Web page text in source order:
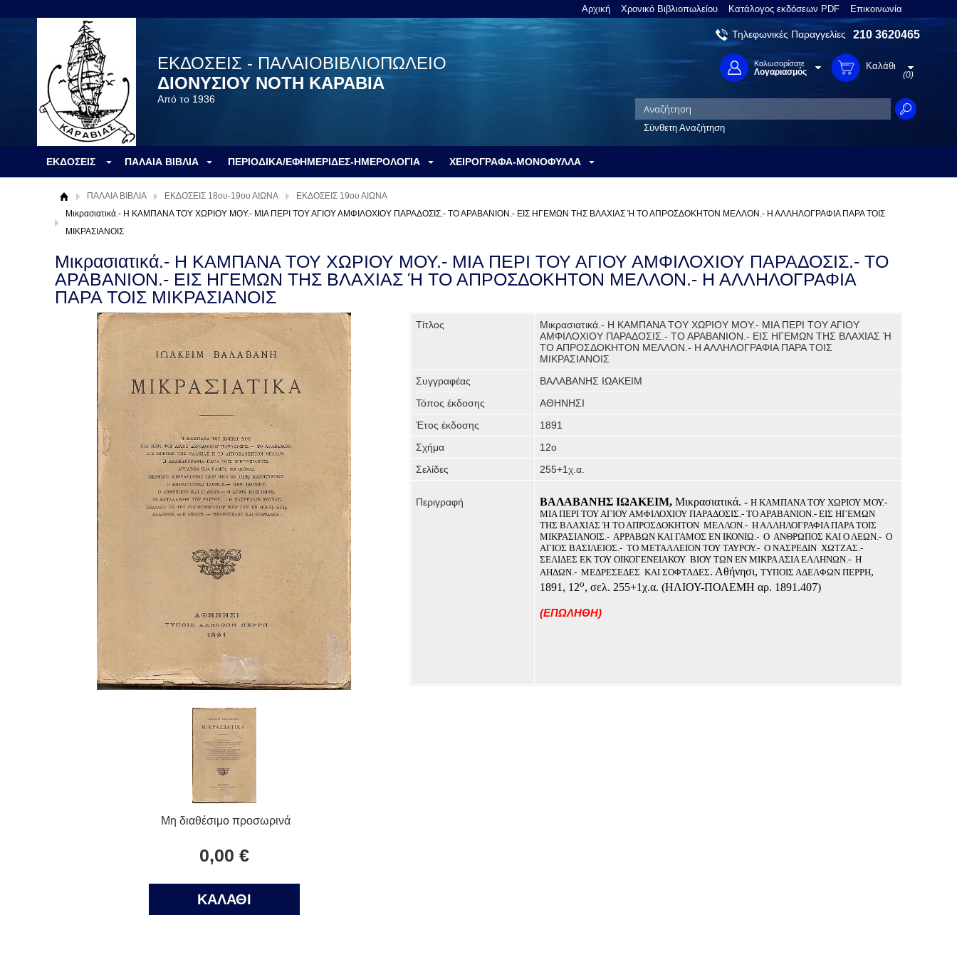
Αρχική Χρονικό Βιβλιοπωλείου Κατάλογος εκδόσεων PDF Επικοινωνία
ΕΚΔΟΣΕΙΣ - ΠΑΛΑΙΟΒΙΒΛΙΟΠΩΛΕΙΟ
ΔΙΟΝΥΣΙΟΥ ΝΟΤΗ ΚΑΡΑΒΙΑ
Από το 1936
Τηλεφωνικές Παραγγελίες 210 3620465
Καλωσορίσατε
Λογαριασμός
Καλάθι
(0)
Σύνθετη Αναζήτηση
ΕΚΔΟΣΕΙΣ ΠΑΛΑΙΑ ΒΙΒΛΙΑ ΠΕΡΙΟΔΙΚΑ/ΕΦΗΜΕΡΙΔΕΣ-ΗΜΕΡΟΛΟΓΙΑ ΧΕΙΡΟΓΡΑΦΑ-ΜΟΝΟΦΥΛΛΑ
ΠΑΛΑΙΑ ΒΙΒΛΙΑ ΕΚΔΟΣΕΙΣ 18ου-19ου ΑΙΩΝΑ
ΕΚΔΟΣΕΙΣ 19ου ΑΙΩΝΑ
Μικρασιατικά.- Η ΚΑΜΠΑΝΑ ΤΟΥ ΧΩΡΙΟΥ ΜΟΥ.- ΜΙΑ ΠΕΡΙ ΤΟΥ ΑΓΙΟΥ ΑΜΦΙΛΟΧΙΟΥ ΠΑΡΑΔΟΣΙΣ.- ΤΟ ΑΡΑΒΑΝΙΟΝ.- ΕΙΣ ΗΓΕΜΩΝ ΤΗΣ ΒΛΑΧΙΑΣ Ή ΤΟ ΑΠΡΟΣΔΟΚΗΤΟΝ ΜΕΛΛΟΝ.- Η ΑΛΛΗΛΟΓΡΑΦΙΑ ΠΑΡΑ ΤΟΙΣ
ΜΙΚΡΑΣΙΑΝΟΙΣ
Μικρασιατικά.- Η ΚΑΜΠΑΝΑ ΤΟΥ ΧΩΡΙΟΥ ΜΟΥ.- ΜΙΑ ΠΕΡΙ ΤΟΥ ΑΓΙΟΥ ΑΜΦΙΛΟΧΙΟΥ ΠΑΡΑΔΟΣΙΣ.- ΤΟ
ΑΡΑΒΑΝΙΟΝ.- ΕΙΣ ΗΓΕΜΩΝ ΤΗΣ ΒΛΑΧΙΑΣ Ή ΤΟ ΑΠΡΟΣΔΟΚΗΤΟΝ ΜΕΛΛΟΝ.- Η ΑΛΛΗΛΟΓΡΑΦΙΑ
ΠΑΡΑ ΤΟΙΣ ΜΙΚΡΑΣΙΑΝΟΙΣ
Μη διαθέσιμο προσωρινά
0,00 €
ΚΑΛΑΘΙ
Τίτλος
Μικρασιατικά.- Η ΚΑΜΠΑΝΑ ΤΟΥ ΧΩΡΙΟΥ ΜΟΥ.- ΜΙΑ ΠΕΡΙ ΤΟΥ ΑΓΙΟΥ
ΑΜΦΙΛΟΧΙΟΥ ΠΑΡΑΔΟΣΙΣ.- ΤΟ ΑΡΑΒΑΝΙΟΝ.- ΕΙΣ ΗΓΕΜΩΝ ΤΗΣ ΒΛΑΧΙΑΣ Ή
ΤΟ ΑΠΡΟΣΔΟΚΗΤΟΝ ΜΕΛΛΟΝ.- Η ΑΛΛΗΛΟΓΡΑΦΙΑ ΠΑΡΑ ΤΟΙΣ
ΜΙΚΡΑΣΙΑΝΟΙΣ
Συγγραφέας
ΒΑΛΑΒΑΝΗΣ ΙΩΑΚΕΙΜ
Τόπος έκδοσης
ΑΘΗΝΗΣΙ
Έτος έκδοσης
1891
Σχήμα
12ο
Σελίδες
255+1χ.α.
Περιγραφή ΒΑΛΑΒΑΝΗΣ ΙΩΑΚΕΙΜ, Μικρασιατικά. - Η ΚΑΜΠΑΝΑ ΤΟΥ ΧΩΡΙΟΥ ΜΟΥ.-
ΜΙΑ ΠΕΡΙ ΤΟΥ ΑΓΙΟΥ ΑΜΦΙΛΟΧΙΟΥ ΠΑΡΑΔΟΣΙΣ.- ΤΟ ΑΡΑΒΑΝΙΟΝ.- ΕΙΣ ΗΓΕΜΩΝ
ΤΗΣ ΒΛΑΧΙΑΣ Ή ΤΟ ΑΠΡΟΣΔΟΚΗΤΟΝ ΜΕΛΛΟΝ.- Η ΑΛΛΗΛΟΓΡΑΦΙΑ ΠΑΡΑ ΤΟΙΣ
ΜΙΚΡΑΣΙΑΝΟΙΣ.- ΑΡΡΑΒΩΝ ΚΑΙ ΓΑΜΟΣ ΕΝ ΙΚΟΝΙΩ.- Ο ΑΝΘΡΩΠΟΣ ΚΑΙ Ο ΛΕΩΝ.- Ο
ΑΓΙΟΣ ΒΑΣΙΛΕΙΟΣ.- ΤΟ ΜΕΤΑΛΛΕΙΟΝ ΤΟΥ ΤΑΥΡΟΥ.- Ο ΝΑΣΡΕΔΙΝ ΧΩΤΖΑΣ.-
ΣΕΛΙΔΕΣ ΕΚ ΤΟΥ ΟΙΚΟΓΕΝΕΙΑΚΟΥ ΒΙΟΥ ΤΩΝ ΕΝ ΜΙΚΡΑ ΑΣΙΑ ΕΛΛΗΝΩΝ.- Η
ΑΗΔΩΝ.- ΜΕΔΡΕΣΕΔΕΣ ΚΑΙ ΣΟΦΤΑΔΕΣ. Αθήνησι, ΤΥΠΟΙΣ ΑΔΕΛΦΩΝ ΠΕΡΡΗ,
1891, 12ο, σελ. 255+1χ.α. (ΗΛΙΟΥ-ΠΟΛΕΜΗ αρ. 1891.407)
(ΕΠΩΛΗΘΗ)